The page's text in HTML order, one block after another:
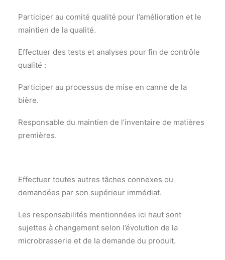
Participer au comité qualité pour l’amélioration et le
maintien de la qualité.
Effectuer des tests et analyses pour fin de contrôle
qualité :
Participer au processus de mise en canne de la
bière.
Responsable du maintien de l’inventaire de matières
premières.
Effectuer toutes autres tâches connexes ou
demandées par son supérieur immédiat.
Les responsabilités mentionnées ici haut sont
sujettes à changement selon l’évolution de la
microbrasserie et de la demande du produit.